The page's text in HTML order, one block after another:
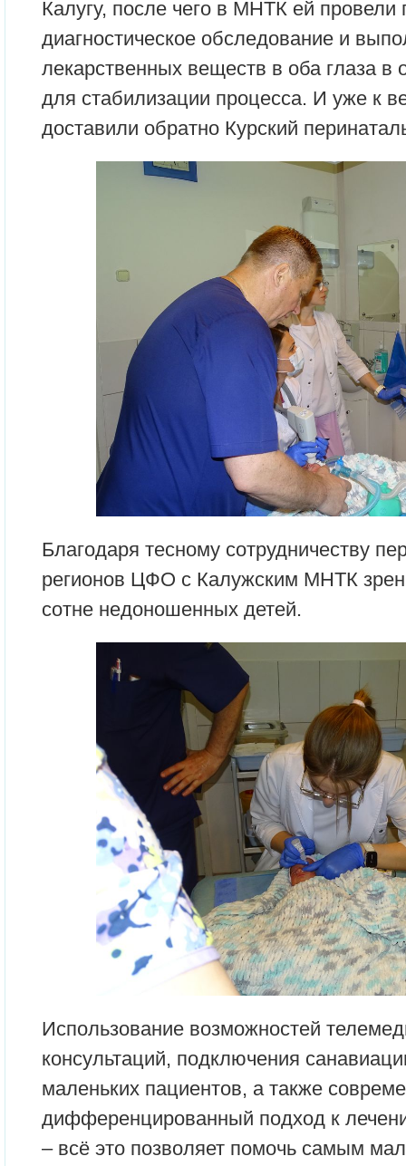
Калугу, после чего в МНТК ей провели
диагностическое обследование и
лекарственных веществ в оба глаза в
для стабилизации процесса. И уже к
доставили обратно Курский
Благодаря тесному сотрудничеству
регионов ЦФО с Калужским МНТК
сотне недоношенных детей.
Использование возможностей
консультаций, подключения
маленьких пациентов, а также
дифференцированный подход к
– всё это позволяет помочь самым